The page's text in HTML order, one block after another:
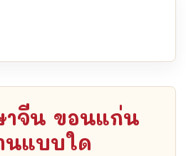
าจีน ขอนแก่น
นแบบใด